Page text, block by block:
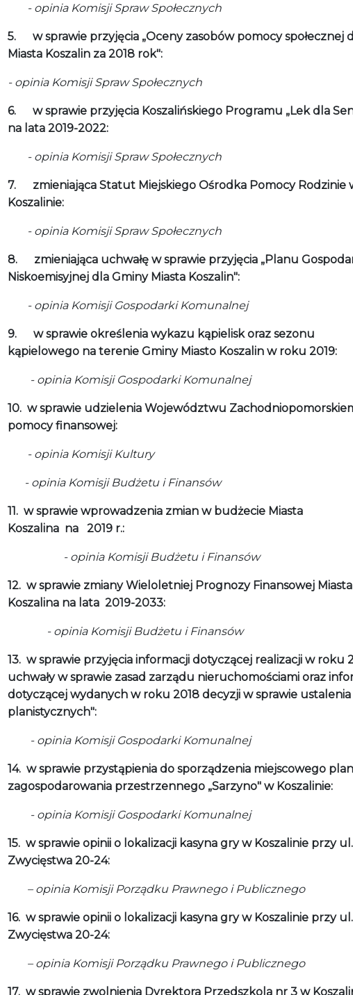
- opinia Komisji Spraw Społecznych
5.
w sprawie przyjęcia „Oceny zasobów pomocy społecznej
Miasta Koszalin za 2018 rok":
- opinia Komisji Spraw Społecznych
6.
w sprawie przyjęcia Koszalińskiego Programu „Lek dla
na lata 2019-2022:
- opinia Komisji Spraw Społecznych
7.
zmieniająca Statut Miejskiego Ośrodka Pomocy Rodzinie
Koszalinie:
- opinia Komisji Spraw Społecznych
8.
zmieniająca uchwałę w sprawie przyjęcia „Planu
Niskoemisyjnej dla Gminy Miasta Koszalin":
- opinia Komisji Gospodarki Komunalnej
9.
w sprawie określenia wykazu kąpielisk oraz sezonu
kąpielowego na terenie Gminy Miasto Koszalin w roku 2019:
- opinia Komisji Gospodarki Komunalnej
10. w sprawie udzielenia Województwu
pomocy finansowej:
- opinia Komisji Kultury
- opinia Komisji Budżetu i Finansów
11. w sprawie wprowadzenia zmian w budżecie Miasta
Koszalina na 2019 r.:
- opinia Komisji Budżetu i Finansów
12. w sprawie zmiany Wieloletniej Prognozy Finansowej Miasta
Koszalina na lata 2019-2033:
- opinia Komisji Budżetu i Finansów
13. w sprawie przyjęcia informacji dotyczącej realizacji w roku
uchwały w sprawie zasad zarządu nieruchomościami oraz
dotyczącej wydanych w roku 2018 decyzji w sprawie ustalenia
planistycznych":
- opinia Komisji Gospodarki Komunalnej
14. w sprawie przystąpienia do sporządzenia miejscowego
zagospodarowania przestrzennego „Sarzyno" w Koszalinie:
- opinia Komisji Gospodarki Komunalnej
15. w sprawie opinii o lokalizacji kasyna gry w Koszalinie przy ul.
Zwycięstwa 20-24:
– opinia Komisji Porządku Prawnego i Publicznego
16. w sprawie opinii o lokalizacji kasyna gry w Koszalinie przy ul.
Zwycięstwa 20-24:
– opinia Komisji Porządku Prawnego i Publicznego
17. w sprawie zwolnienia Dyrektora Przedszkola nr 3 w